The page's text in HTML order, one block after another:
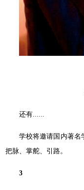
还有......
学校将邀请国内著名
把脉、掌舵、引路。
3